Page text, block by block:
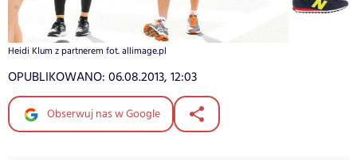
Heidi Klum z partnerem fot. allimage.pl
OPUBLIKOWANO: 06.08.2013, 12:03
Obserwuj nas w Google